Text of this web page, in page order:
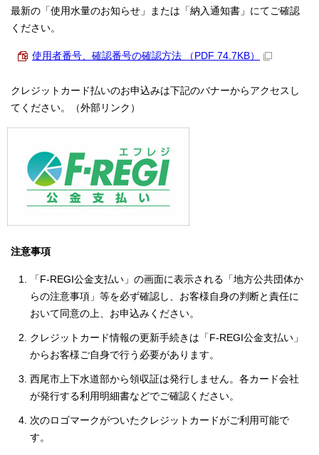
最新の「使用水量のお知らせ」または「納入通知書」にてご確認
ください。
使用者番号、確認番号の確認方法 （PDF 74.7KB）
クレジットカード払いのお申込みは下記のバナーからアクセスし
てください。（外部リンク）
注意事項
「F-REGI公金支払い」の画面に表示される「地方公共団体か
らの注意事項」等を必ず確認し、お客様自身の判断と責任に
おいて同意の上、お申込みください。
クレジットカード情報の更新手続きは「F-REGI公金支払い」
からお客様ご自身で行う必要があります。
西尾市上下水道部から領収証は発行しません。各カード会社
が発行する利用明細書などでご確認ください。
次のロゴマークがついたクレジットカードがご利用可能で
す。